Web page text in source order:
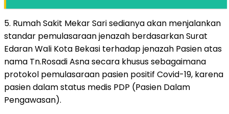
5. Rumah Sakit Mekar Sari sedianya akan menjalankan
standar pemulasaraan jenazah berdasarkan Surat
Edaran Wali Kota Bekasi terhadap jenazah Pasien atas
nama Tn.Rosadi Asna secara khusus sebagaimana
protokol pemulasaraan pasien positif Covid-19, karena
pasien dalam status medis PDP (Pasien Dalam
Pengawasan).